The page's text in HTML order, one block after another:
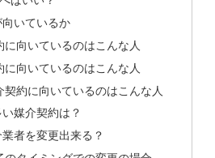
いているか
に向いているのはこんな人
に向いているのはこんな人
契約に向いているのはこんな人
媒介契約は？
者を変更出来る？